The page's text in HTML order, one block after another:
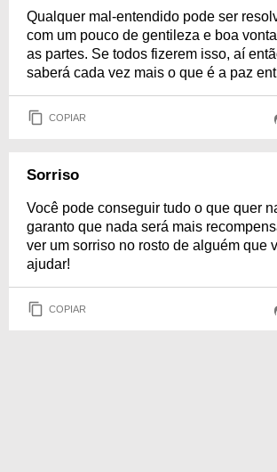
Qualquer mal-entendido pode ser
com um pouco de gentileza e boa
as partes. Se todos fizerem isso, aí
saberá cada vez mais o que é a paz
COPIAR
Sorriso
Você pode conseguir tudo o que quer
garanto que nada será mais
ver um sorriso no rosto de alguém que
ajudar!
COPIAR